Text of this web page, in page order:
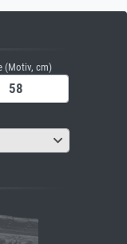
(Motiv, cm)